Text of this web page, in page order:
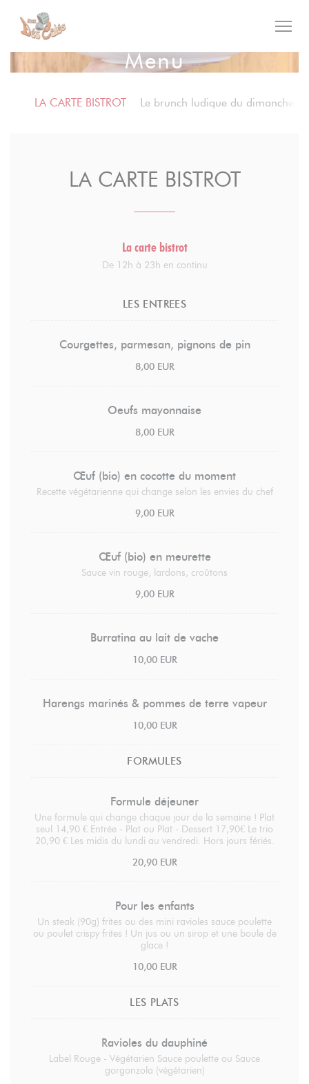
Panel pro správu cookies
Menu
LA CARTE BISTROT Le brunch ludique du dimanche
LA CARTE BISTROT
La carte bistrot
De 12h à 23h en continu
LES ENTREES
Courgettes, parmesan, pignons de pin
8,00 EUR
Oeufs mayonnaise
8,00 EUR
Œuf (bio) en cocotte du moment
Recette végétarienne qui change selon les envies du chef
9,00 EUR
Œuf (bio) en meurette
Sauce vin rouge, lardons, croûtons
9,00 EUR
Burratina au lait de vache
10,00 EUR
Harengs marinés & pommes de terre vapeur
10,00 EUR
FORMULES
Formule déjeuner
Une formule qui change chaque jour de la semaine ! Plat
seul 14,90 € Entrée - Plat ou Plat - Dessert 17,90€ Le trio
20,90 € Les midis du lundi au vendredi. Hors jours fériés.
20,90 EUR
Pour les enfants
Un steak (90g) frites ou des mini ravioles sauce poulette
ou poulet crispy frites ! Un jus ou un sirop et une boule de
glace !
10,00 EUR
LES PLATS
Ravioles du dauphiné
Label Rouge - Végétarien Sauce poulette ou Sauce
gorgonzola (végétarien)